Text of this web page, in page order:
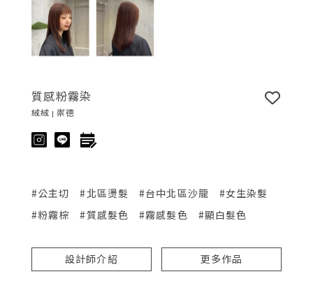
質感粉霧染
絨絨 | 崇德
#公主切 #北區燙髮 #台中北區沙龍
#女生染髮
#粉霧棕
#質感髮色 #霧感髮色 #顯白髮色
設計師介紹 更多作品